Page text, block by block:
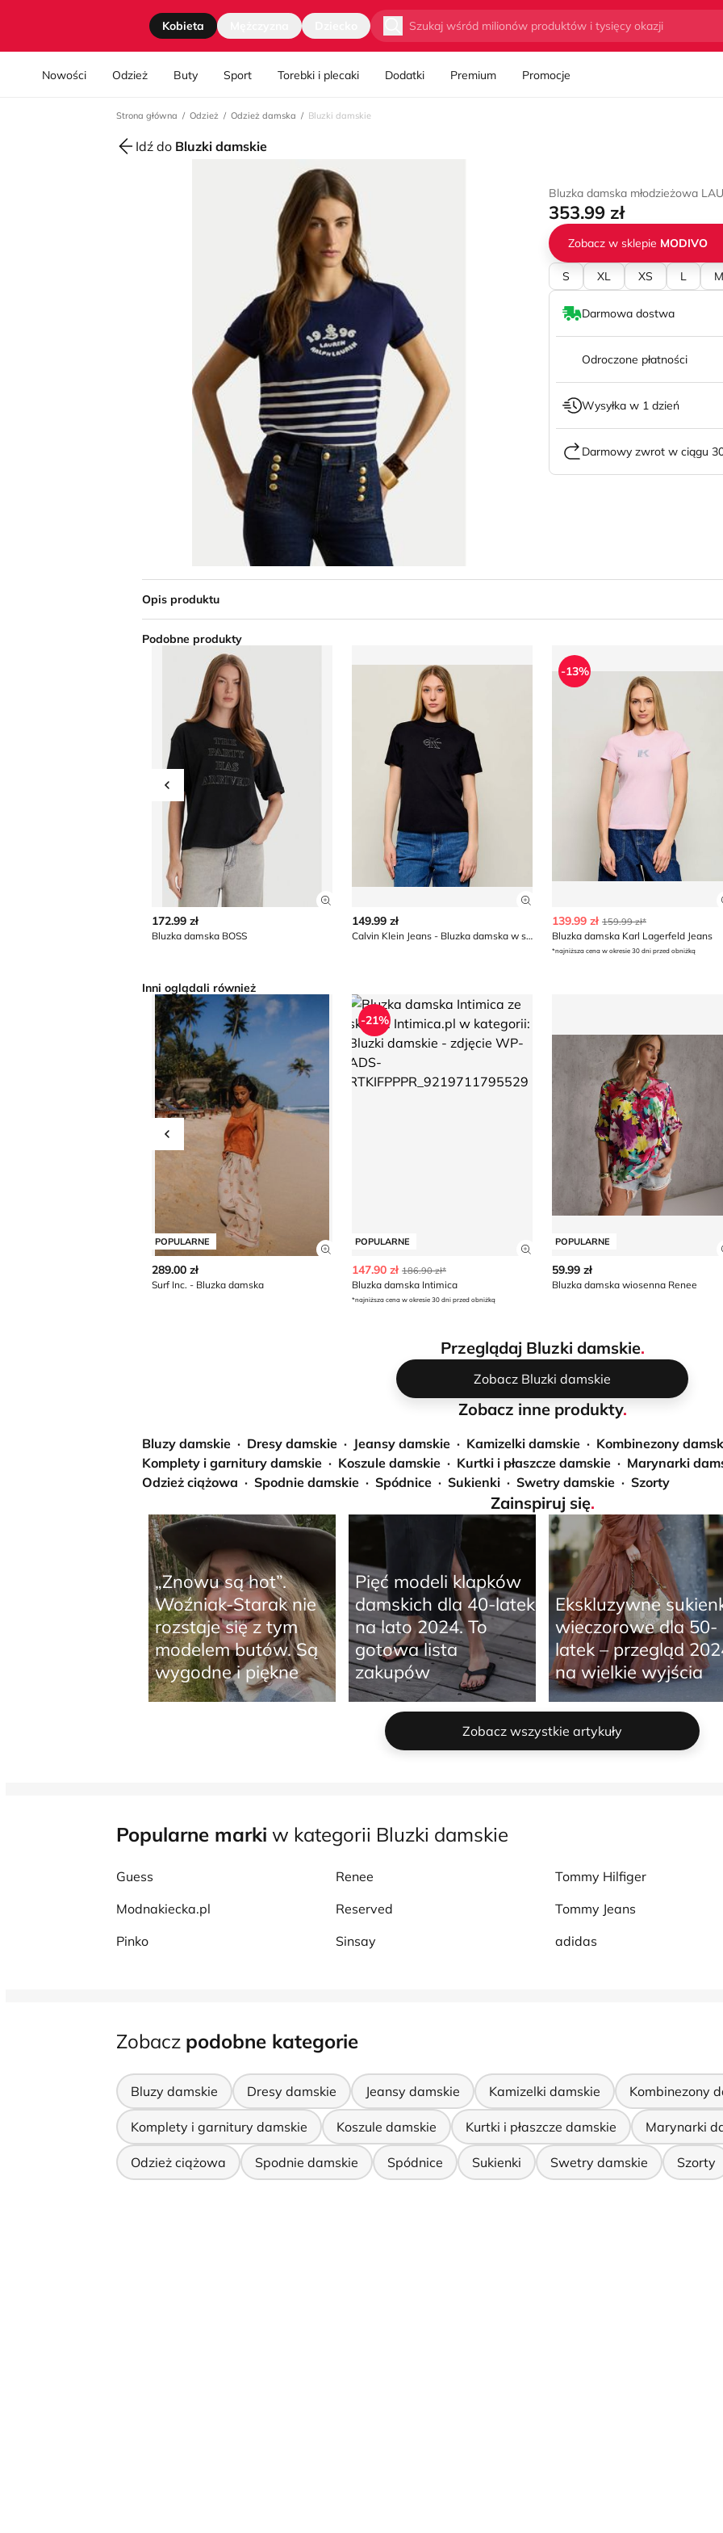
Nawgiacja kategorii
Kobieta Wyszukaj
Nowości Odzież Buty Sport Torebki i plecaki Dodatki Premium Promocje
Strona główna Odzież Odzież damska Bluzki damskie
Idź do Bluzki damskie
Bluzka damska młodzieżowa
353.99 zł
Zobacz w sklepie MODIVO
S XL XS L M
Darmowa dostwa
Odroczone płatności
Wysyłka w 1 dzień
Darmowy zwrot w ciągu
Opis produktu
Podobne produkty
Przesuń w lewo
Bluzka damska BOSS
Zobacz szczegóły produktu
172.99 zł
Bluzka damska BOSS
Calvin Klein Jeans - Bluzka damska w stylu młodzieżowym
Zobacz szczegóły produktu
149.99 zł
Calvin Klein Jeans - Bluzka damska w stylu młodzieżowym na wiosnę
Bluzka damska Karl
-13%
139.99 zł 159.99 zł*
Bluzka damska Karl Lagerfeld Jeans
*najniższa cena w okresie 30 dni przed obniżką
Inni oglądali również
Przesuń w lewo
Surf Inc. - Bluzka damska
POPULARNE
Zobacz szczegóły produktu
289.00 zł
Surf Inc. - Bluzka damska
Bluzka damska Intimica
POPULARNE
-21%
Zobacz szczegóły produktu
147.90 zł 186.90 zł*
Bluzka damska Intimica
*najniższa cena w okresie 30 dni przed obniżką
POPULARNE
59.99 zł
Bluzka damska wiosenna Renee
Przeglądaj Bluzki damskie.
Zobacz Bluzki damskie
Zobacz inne produkty.
Bluzy damskie Dresy damskie Jeansy damskie Kamizelki damskie
Kombinezony
Komplety i garnitury damskie
Koszule damskie Kurtki i płaszcze damskie Marynarki
Odzież ciążowa
Spodnie damskie Spódnice Sukienki Swetry damskie Szorty
Zainspiruj się.
„Znowu są hot”.
Woźniak-Starak nie
rozstaje się z tym
modelem butów. Są
wygodne i piękne
Pięć modeli klapków
damskich dla 40-latek
na lato 2024. To
gotowa lista
zakupów
Ekskluzywne
wieczorowe dla 50-
latek – przegląd
na wielkie wyjścia
Zobacz wszystkie artykuły
Popularne marki w kategorii Bluzki damskie
Guess
Modnakiecka.pl
Pinko
Renee
Reserved
Sinsay
Tommy Hilfiger
Tommy Jeans
adidas
Zobacz podobne kategorie
Bluzy damskie Dresy damskie Jeansy damskie Kamizelki damskie Kombinezony
Komplety i garnitury damskie Koszule damskie Kurtki i płaszcze damskie Marynarki
Odzież ciążowa Spodnie damskie Spódnice Sukienki Swetry damskie Szorty